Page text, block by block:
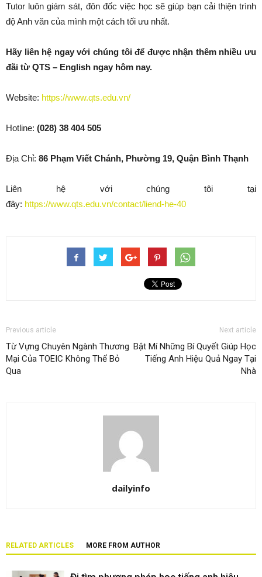
Tutor luôn giám sát, đôn đốc việc học sẽ giúp bạn cải thiện trình
độ Anh văn của mình một cách tối ưu nhất.
Hãy liên hệ ngay với chúng tôi để được nhận thêm nhiều ưu
đãi từ QTS – English ngay hôm nay.
Website: https://www.qts.edu.vn/
Hotline: (028) 38 404 505
Địa Chỉ: 86 Phạm Viết Chánh, Phường 19, Quận Bình Thạnh
Liên hệ với chúng tôi tại
đây: https://www.qts.edu.vn/contact/liend-he-40
Previous article
Từ Vựng Chuyên Ngành Thương
Mại Của TOEIC Không Thể Bỏ
Qua
Next article
Bật Mí Những Bí Quyết Giúp Học
Tiếng Anh Hiệu Quả Ngay Tại
Nhà
dailyinfo
RELATED ARTICLES MORE FROM AUTHOR